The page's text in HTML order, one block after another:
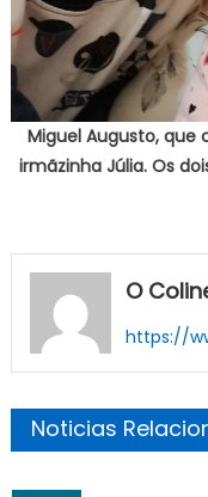
Miguel Augusto,
irmãzinha Júlia. Os
O
https://
Noticias